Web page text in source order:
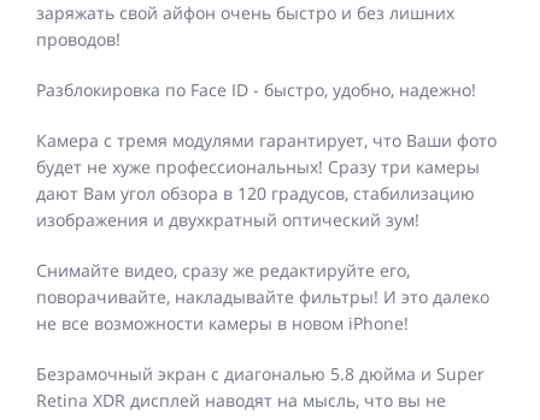
заряжать свой айфон очень быстро и без лишних
проводов!
Разблокировка по Face ID - быстро, удобно, надежно!
Камера с тремя модулями гарантирует, что Ваши фото
будет не хуже профессиональных! Сразу три камеры
дают Вам угол обзора в 120 градусов, стабилизацию
изображения и двухкратный оптический зум!
Снимайте видео, сразу же редактируйте его,
поворачивайте, накладывайте фильтры! И это далеко
не все возможности камеры в новом iPhone!
Безрамочный экран с диагональю 5.8 дюйма и Super
Retina XDR дисплей наводят на мысль, что вы не